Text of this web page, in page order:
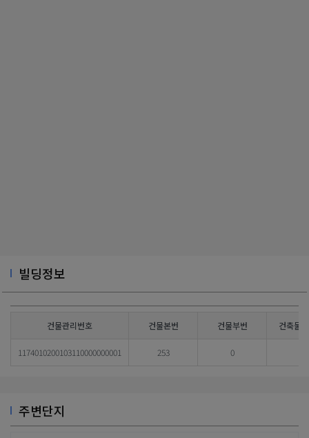
빌딩정보
건물관리번호 건물본번 건물부번 건축물
1174010200103110000000001 253 0
주변단지